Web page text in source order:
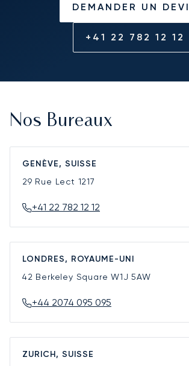
DEMANDER UN
+41 22 782 12 12
Nos Bureaux
GENÈVE, SUISSE
29 Rue Lect 1217
+41 22 782 12 12
LONDRES, ROYAUME-UNI
42 Berkeley SquareW1J 5AW
+44 2074 095 095
ZURICH, SUISSE